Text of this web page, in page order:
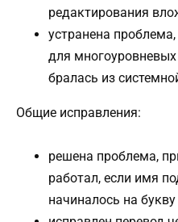
редактирования
устранена
для
бралась из
Общие исправления:
решена проблема,
работал, если имя
начиналось на букву